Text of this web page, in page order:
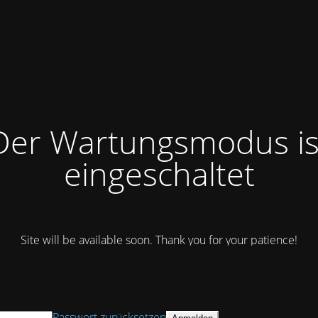
Wartungsmodus
eingeschaltet
Site will be available soon. Thank you for your patience!